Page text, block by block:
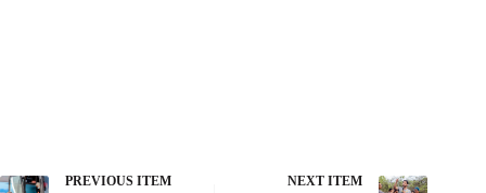
PREVIOUS ITEM NEXT ITEM